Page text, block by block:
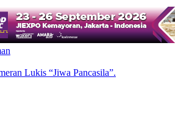
Lukis “Jiwa Pancasila”.